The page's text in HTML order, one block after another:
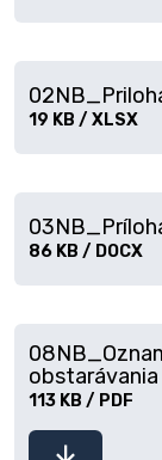
Stiahnuť
19 KB / XLSX
Stiahnuť
86 KB / DOCX
súbor
obstarávania
113 KB / PDF